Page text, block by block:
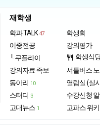
재학생
학과 TALK 47
이중전공
└ 쿠플라이
강의자료·족보
동아리 10
스터디 3
고대뉴스 1
학생회
강의평가
restaurant 학생식
셔틀버스
열람실 (실
수강신청
고파스 위키